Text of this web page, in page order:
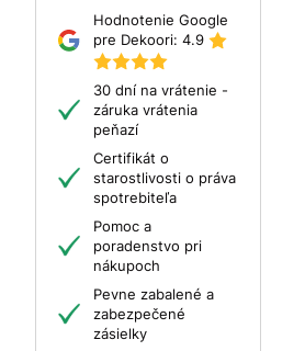
Hodnotenie Google
pre Dekoori: 4.9
30 dní na vrátenie -
záruka vrátenia
peňazí
Certifikát o
starostlivosti o práva
spotrebiteľa
Pomoc a
poradenstvo pri
nákupoch
Pevne zabalené a
zabezpečené
zásielky